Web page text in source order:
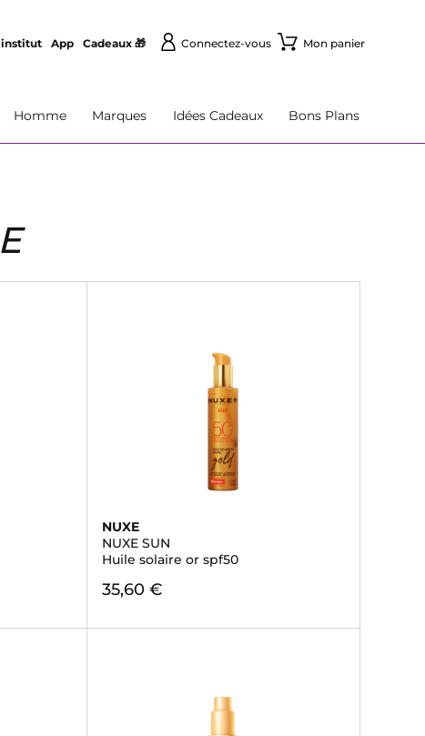
institut App Cadeaux 🎁 Connectez-vous Mon panier
Homme Marques Idées Cadeaux Bons Plans
NUXE
NUXE SUN
Huile solaire or spf50
35,60 €